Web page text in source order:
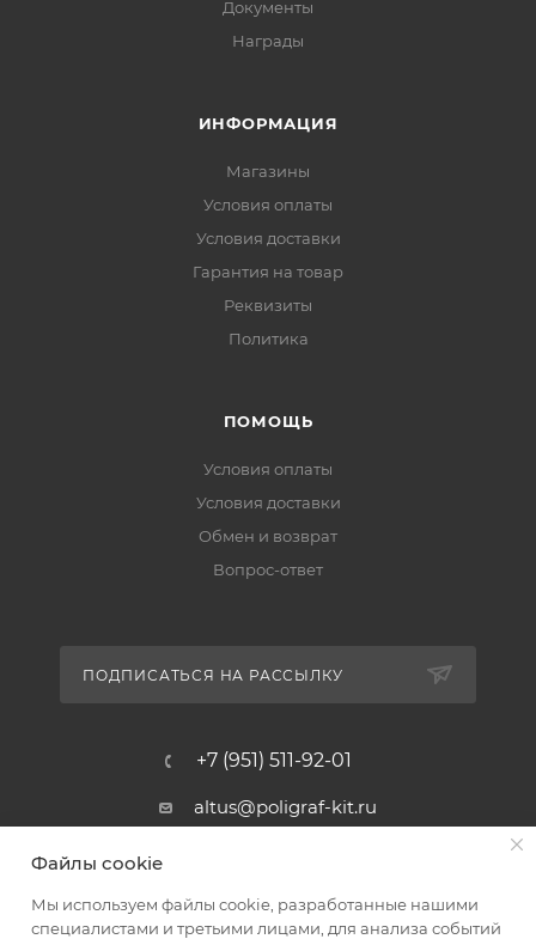
Документы
Награды
ИНФОРМАЦИЯ
Магазины
Условия оплаты
Условия доставки
Гарантия на товар
Реквизиты
Политика
ПОМОЩЬ
Условия оплаты
Условия доставки
Обмен и возврат
Вопрос-ответ
ПОДПИСАТЬСЯ НА РАССЫЛКУ
+7 (951) 511-92-01
altus@poligraf-kit.ru
Магазин-склад ТЦ "Альтус"
пос. Янтарный, Малое Зеленое
Кольцо, 3, ТЦ "Альтус" 1 этаж
Файлы cookie
Мы используем файлы cookie, разработанные нашими
специалистами и третьими лицами, для анализа событий